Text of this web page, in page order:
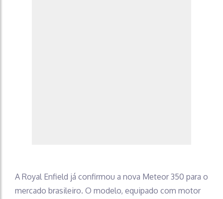
A Royal Enfield já confirmou a nova Meteor 350 para o
mercado brasileiro. O modelo, equipado com motor